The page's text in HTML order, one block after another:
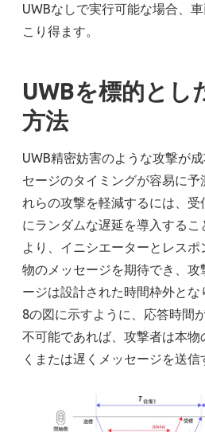
UWBなしで実行可能な場合、
こり得ます。
UWBを標的とし
方法
UWB精密妨害のような攻撃が
セージのタイミングが容易に予
れらの攻撃を軽減するには、受
にランダムな遅延を導入するこ
より、イニシエーターとレス
物のメッセージを期待でき、
ージは設計された時間枠外とな
8の図に示すように、応答時間
不可能であれば、攻撃者は本
くまたは遅くメッセージを送信